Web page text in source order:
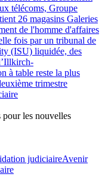
télécoms, Groupe
26 magasins Galeries
de l'homme d'affaires
fois par un tribunal de
(ISU) liquidée, des
à table reste la plus
trimestre
les nouvelles
judiciaireAvenir